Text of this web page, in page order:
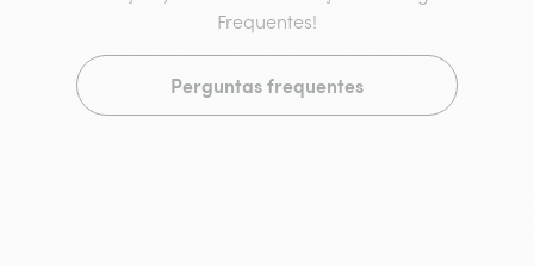
Frequentes!
Perguntas frequentes